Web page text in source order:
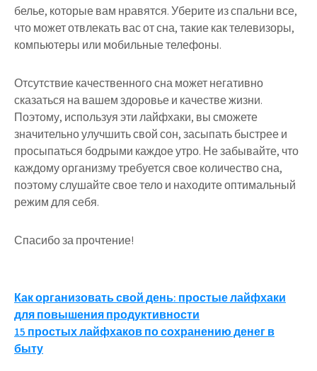
белье, которые вам нравятся. Уберите из спальни все,
что может отвлекать вас от сна, такие как телевизоры,
компьютеры или мобильные телефоны.
Отсутствие качественного сна может негативно
сказаться на вашем здоровье и качестве жизни.
Поэтому, используя эти лайфхаки, вы сможете
значительно улучшить свой сон, засыпать быстрее и
просыпаться бодрыми каждое утро. Не забывайте, что
каждому организму требуется свое количество сна,
поэтому слушайте свое тело и находите оптимальный
режим для себя.
Спасибо за прочтение!
Навигация
по
записям
Как организовать свой день: простые лайфхаки
для повышения продуктивности
15 простых лайфхаков по сохранению денег в
быту